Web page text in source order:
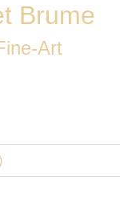
Brume
Art